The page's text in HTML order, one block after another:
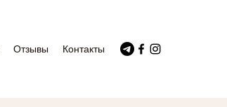
Отзывы Контакты